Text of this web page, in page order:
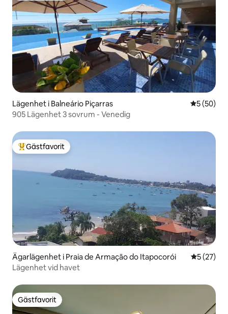
Lägenhet i Balneário Piçarras 5 av 5 i
5 (50)
905 Lägenhet 3 sovrum - Venedig
Populär gästfavorit
Gästfavorit
Ägarlägenhet i Praia de Armação do Itapocorói 5 av 5 i
5 (27)
Lägenhet vid havet
Gästfavorit
Gästfavorit